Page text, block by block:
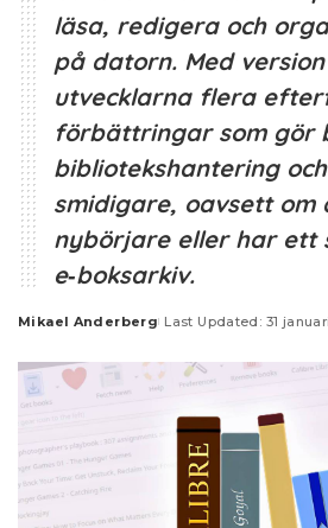
läsa, redigera och
på datorn. Med
utvecklarna flera
förbättringar som gör
bibliotekshantering
smidigare, oavsett om
nybörjare eller har ett
e‑boksarkiv.
Posted
Mikael Anderberg Last Updated: 31